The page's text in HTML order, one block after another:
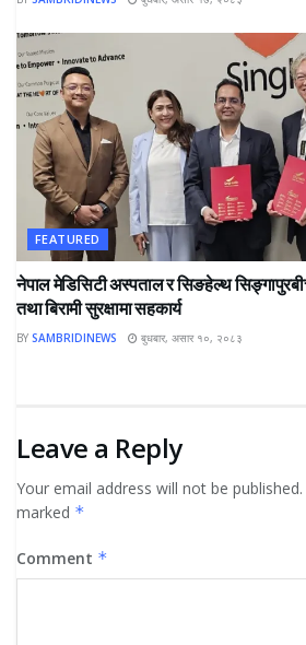
FEATURED
नेपाल मेडिसिटी अस्पताल र सिङहेल्थ
तथा बिरामी सुरक्षामा सहकार्य
BY SAMBRIDINEWS बुधबार, असार १०, २०८३
Leave a Reply
Your email address will not be published.
marked *
Comment *